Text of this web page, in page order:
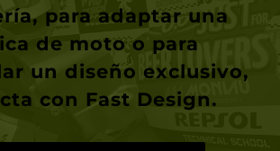
para adaptar una
de moto o para
un diseño exclusivo,
con Fast Design.